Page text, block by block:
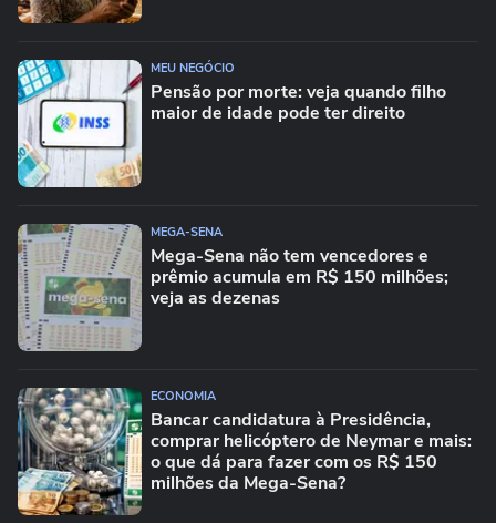
MEU NEGÓCIO
Pensão por morte: veja quando filho
maior de idade pode ter direito
MEGA-SENA
Mega-Sena não tem vencedores e
prêmio acumula em R$ 150 milhões;
veja as dezenas
ECONOMIA
Bancar candidatura à Presidência,
comprar helicóptero de Neymar e mais:
o que dá para fazer com os R$ 150
milhões da Mega-Sena?